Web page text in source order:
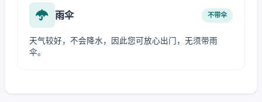
雨伞 不带伞
天气较好，不会降水，因此您可放心出门，无须带雨
伞。